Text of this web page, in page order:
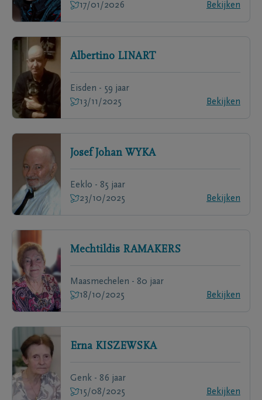
17/01/2026
Bekijken
Albertino LINART
Eisden - 59 jaar
13/11/2025
Bekijken
Josef Johan WYKA
Eeklo - 85 jaar
23/10/2025
Bekijken
Mechtildis RAMAKERS
Maasmechelen - 80 jaar
18/10/2025
Bekijken
Erna KISZEWSKA
Genk - 86 jaar
15/08/2025
Bekijken